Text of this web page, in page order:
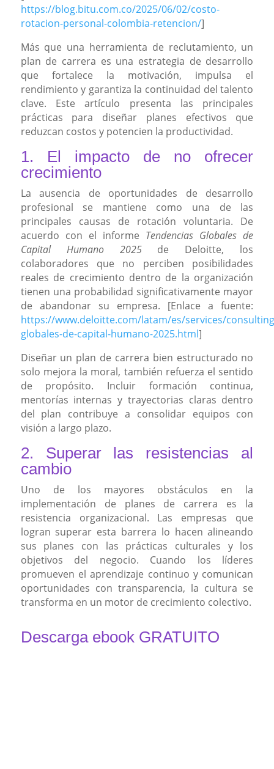
https://blog.bitu.com.co/2025/06/02/costo-
rotacion-personal-colombia-retencion/]
Más que una herramienta de reclutamiento, un
plan de carrera es una estrategia de desarrollo
que fortalece la motivación, impulsa el
rendimiento y garantiza la continuidad del talento
clave. Este artículo presenta las principales
prácticas para diseñar planes efectivos que
reduzcan costos y potencien la productividad.
1. El impacto de no ofrecer
crecimiento
La ausencia de oportunidades de desarrollo
profesional se mantiene como una de las
principales causas de rotación voluntaria. De
acuerdo con el informe Tendencias Globales de
Capital Humano 2025de Deloitte, los
colaboradores que no perciben posibilidades
reales de crecimiento dentro de la organización
tienen una probabilidad significativamente mayor
de abandonar su empresa. [Enlace a fuente:
https://www.deloitte.com/latam/es/services/
globales-de-capital-humano-2025.html]
Diseñar un plan de carrera bien estructurado no
solo mejora la moral, también refuerza el sentido
de propósito. Incluir formación continua,
mentorías internas y trayectorias claras dentro
del plan contribuye a consolidar equipos con
visión a largo plazo.
2. Superar las resistencias al
cambio
Uno de los mayores obstáculos en la
implementación de planes de carrera es la
resistencia organizacional. Las empresas que
logran superar esta barrera lo hacen alineando
sus planes con las prácticas culturales y los
objetivos del negocio. Cuando los líderes
promueven el aprendizaje continuo y comunican
oportunidades con transparencia, la cultura se
transforma en un motor de crecimiento colectivo.
Descarga ebook GRATUITO